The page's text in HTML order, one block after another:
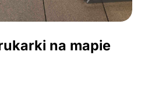
na mapie